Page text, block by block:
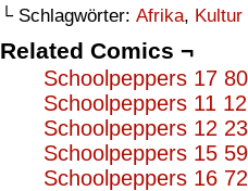
└ Schlagwörter: Afrika, Kultur
Related Comics ¬
Schoolpeppers 17
Schoolpeppers 11
Schoolpeppers 12
Schoolpeppers 15
Schoolpeppers 16